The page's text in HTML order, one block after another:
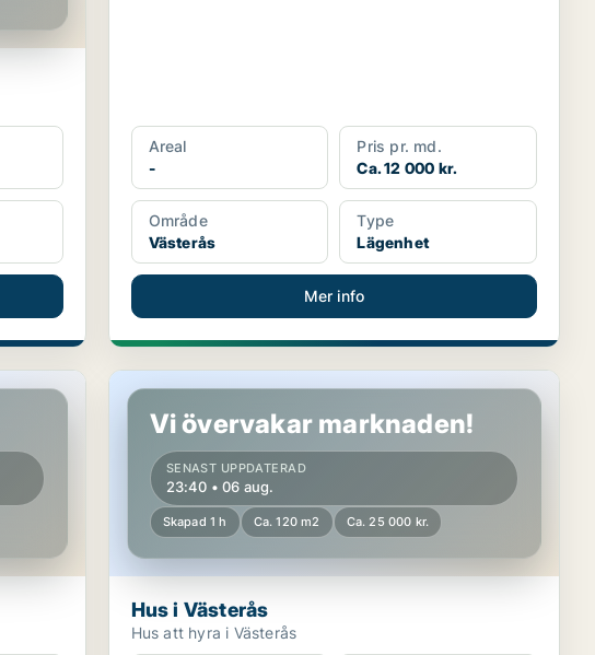
Areal
-
Pris pr. md.
Ca. 12 000 kr.
Område
Västerås
Type
Lägenhet
Mer info
Hus i Västerås
Vi övervakar marknaden!
SENAST UPPDATERAD
23:40 • 06 aug.
Skapad 1 h Ca. 120 m2 Ca. 25 000 kr.
Hus i Västerås
Hus att hyra i Västerås